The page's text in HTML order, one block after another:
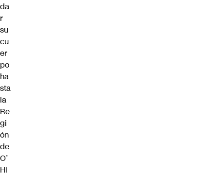
da
r
su
cu
er
po
ha
sta
la
Re
gi
ón
de
O’
Hi